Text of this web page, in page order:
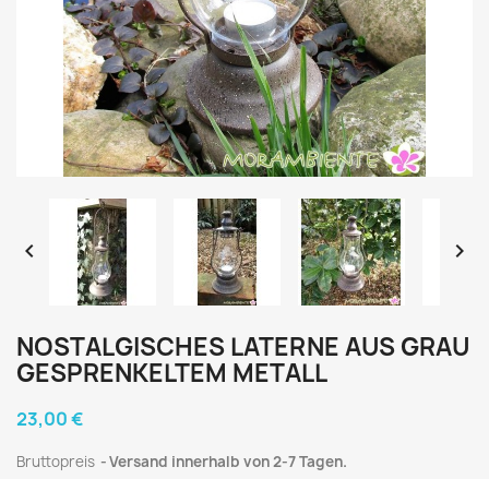
 
NOSTALGISCHES LATERNE AUS GRAU
GESPRENKELTEM METALL
23,00 €
Bruttopreis Versand innerhalb von 2-7 Tagen.